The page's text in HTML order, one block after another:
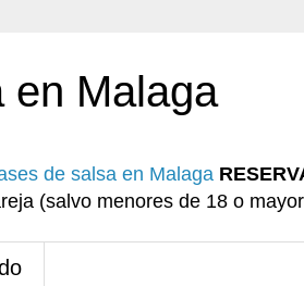
en Malaga
de salsa en Malaga
(salvo menores de 18 o